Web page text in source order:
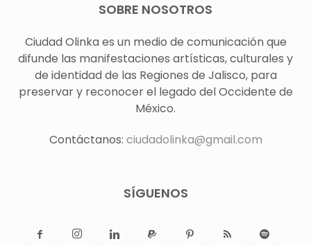
SOBRE NOSOTROS
Ciudad Olinka es un medio de comunicación que
difunde las manifestaciones artísticas, culturales y
de identidad de las Regiones de Jalisco, para
preservar y reconocer el legado del Occidente de
México.
Contáctanos: ciudadolinka@gmail.com
SÍGUENOS